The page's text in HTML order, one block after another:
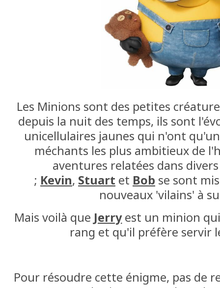
Les Minions sont des petites
depuis la nuit des temps, ils sont
unicellulaires jaunes qui n'ont
méchants les plus ambitieux de
aventures relatées dans
; Kevin, Stuart et Bob se sont
nouveaux 'vilains' à
Mais voilà que Jerryest un minion
rang et qu'il préfère servir
Pour résoudre cette énigme, pas de